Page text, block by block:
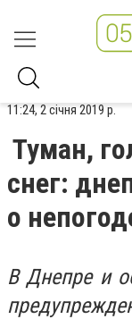
11:24, 2 січня 2019 р.
Туман,
снег:
о
В Днепре и